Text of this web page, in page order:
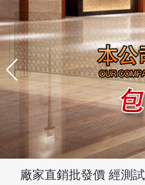
廠家直銷批發價 經測試